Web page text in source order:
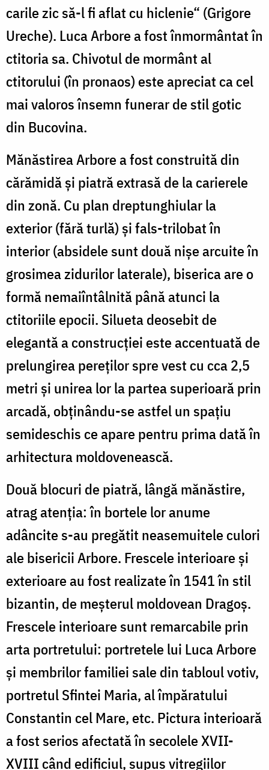
carile zic să-l fi aflat cu hiclenie“ (Grigore
Ureche). Luca Arbore a fost înmormântat în
ctitoria sa. Chivotul de mormânt al
ctitorului (în pronaos) este apreciat ca cel
mai valoros însemn funerar de stil gotic
din Bucovina.
Mănăstirea Arbore a fost construită din
cărămidă și piatră extrasă de la carierele
din zonă. Cu plan dreptunghiular la
exterior (fără turlă) și fals-trilobat în
interior (absidele sunt două nișe arcuite în
grosimea zidurilor laterale), biserica are o
formă nemaiîntâlnită până atunci la
ctitoriile epocii. Silueta deosebit de
elegantă a construcției este accentuată de
prelungirea pereților spre vest cu cca 2,5
metri și unirea lor la partea superioară prin
arcadă, obținându-se astfel un spațiu
semideschis ce apare pentru prima dată în
arhitectura moldovenească.
Două blocuri de piatră, lângă mănăstire,
atrag atenția: în bortele lor anume
adâncite s-au pregătit neasemuitele culori
ale bisericii Arbore. Frescele interioare și
exterioare au fost realizate în 1541 în stil
bizantin, de meșterul moldovean Dragoș.
Frescele interioare sunt remarcabile prin
arta portretului: portretele lui Luca Arbore
și membrilor familiei sale din tabloul votiv,
portretul Sfintei Maria, al împăratului
Constantin cel Mare, etc. Pictura interioară
a fost serios afectată în secolele XVII-
XVIII când edificiul, supus vitregiilor